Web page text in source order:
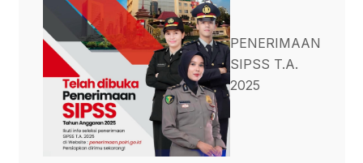
PENERIMAAN
SIPSS T.A.
2025